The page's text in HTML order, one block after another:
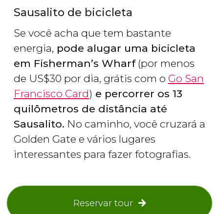
Sausalito de bicicleta
Se você acha que tem bastante
energia, pode alugar uma bicicleta
em Fisherman’s Wharf(por menos
de US$30 por dia, grátis com o Go San
Francisco Card) e percorrer os 13
quilômetros de distância até
Sausalito. No caminho, você cruzará a
Golden Gate e vários lugares
interessantes para fazer fotografias.
Reservar tour